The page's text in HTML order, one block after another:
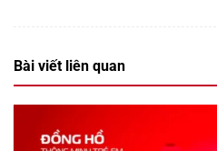
Bài viết liên quan